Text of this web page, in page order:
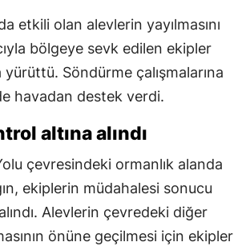
etkili olan alevlerin yayılmasını
bölgeye sevk edilen ekipler
yürüttü. Söndürme çalışmalarına
havadan destek verdi.
altına alındı
çevresindeki ormanlık alanda
ekiplerin müdahalesi sonucu
Alevlerin çevredeki diğer
önüne geçilmesi için ekipler